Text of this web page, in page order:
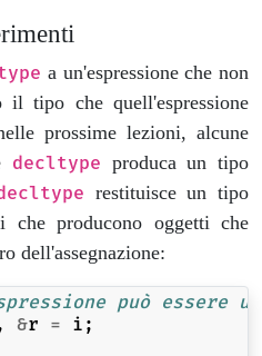
a un'espressione che non
tipo che quell'espressione
prossime lezioni, alcune
decltype produca un tipo
restituisce un tipo
che producono oggetti che
dell'assegnazione:
può essere
&r = i ;